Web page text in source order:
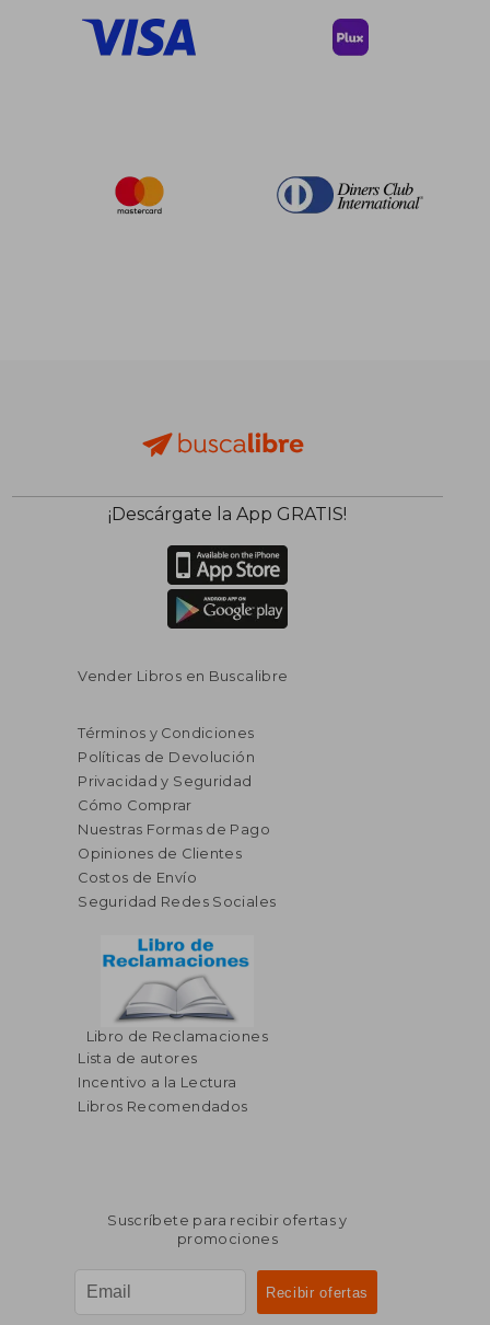
¡Descárgate la App GRATIS!
Vender Libros en Buscalibre
Términos y Condiciones
Políticas de Devolución
Privacidad y Seguridad
Cómo Comprar
Nuestras Formas de Pago
Opiniones de Clientes
Costos de Envío
Seguridad Redes Sociales
Libro de Reclamaciones
Lista de autores
Incentivo a la Lectura
Libros Recomendados
Suscríbete para recibir ofertas y
promociones